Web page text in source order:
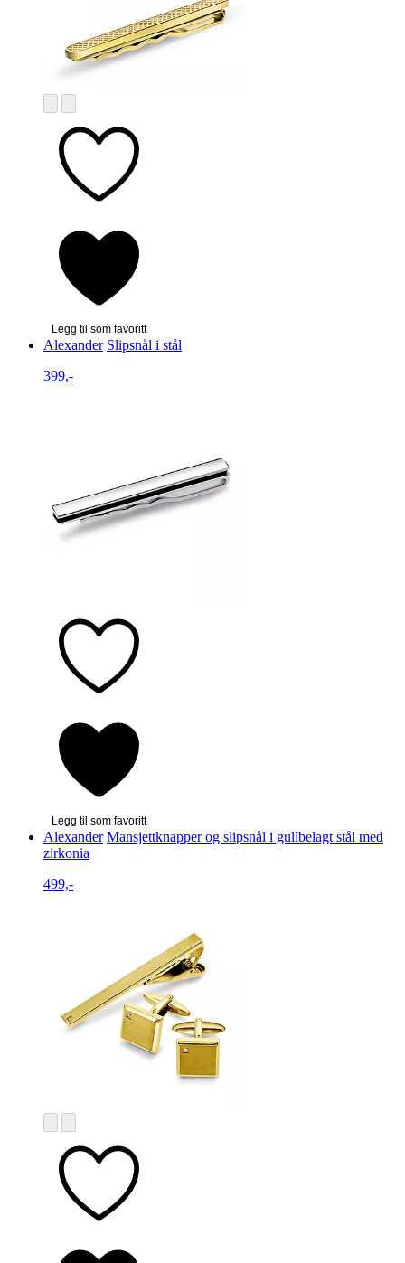
Legg til som favoritt
Alexander Slipsnål i stål
399,-
Legg til som favoritt
Alexander Mansjettknapper og slipsnål i gullbelagt stål med
zirkonia
499,-